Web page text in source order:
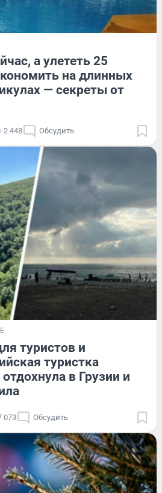
а улететь 25
на длинных
— секреты от
2 448 Обсудить
туристов и
туристка
в Грузии и
073 Обсудить